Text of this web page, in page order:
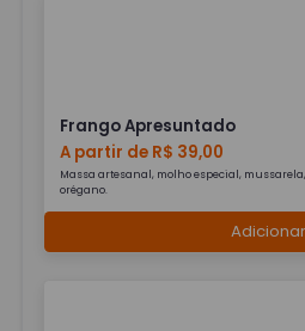
Frango Apresuntado
A partir de R$ 39,00
Massa artesanal, molho especial,
orégano.
Adicionar